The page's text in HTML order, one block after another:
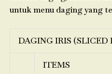
untuk menu daging yang
DAGING IRIS (SLICED
ITEMS